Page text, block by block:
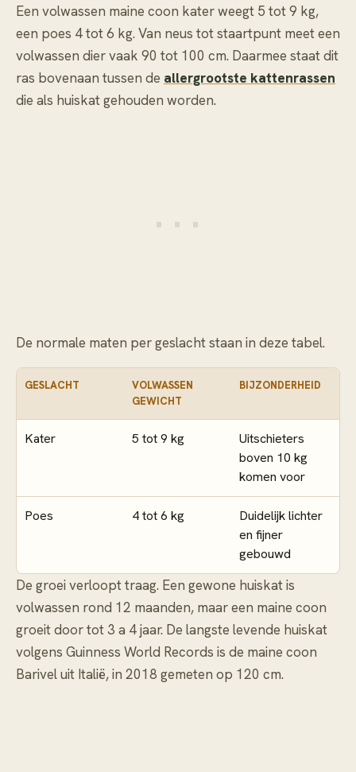
Een volwassen maine coon kater weegt 5 tot 9 kg,
een poes 4 tot 6 kg. Van neus tot staartpunt meet een
volwassen dier vaak 90 tot 100 cm. Daarmee staat dit
ras bovenaan tussen de allergrootste kattenrassen
die als huiskat gehouden worden.
De normale maten per geslacht staan in deze tabel.
GESLACHT
VOLWASSEN
GEWICHT
BIJZONDERHEID
Kater 5 tot 9 kg
Uitschieters
boven 10 kg
komen voor
Poes 4 tot 6 kg
Duidelijk lichter
en fijner
gebouwd
De groei verloopt traag. Een gewone huiskat is
volwassen rond 12 maanden, maar een maine coon
groeit door tot 3 a 4 jaar. De langste levende huiskat
volgens Guinness World Records is de maine coon
Barivel uit Italië, in 2018 gemeten op 120 cm.